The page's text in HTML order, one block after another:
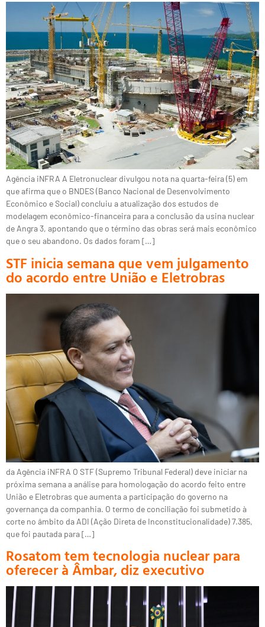
Agência iNFRA A Eletronuclear divulgou nota na quarta-feira (5) em
que afirma que o BNDES (Banco Nacional de Desenvolvimento
Econômico e Social) concluiu a atualização dos estudos de
modelagem econômico-financeira para a conclusão da usina nuclear
de Angra 3, apontando que o término das obras será mais econômico
que o seu abandono. Os dados foram […]
STF inicia semana que vem julgamento
do acordo entre União e Eletrobras
da Agência iNFRA O STF (Supremo Tribunal Federal) deve iniciar na
próxima semana a análise para homologação do acordo feito entre
União e Eletrobras que aumenta a participação do governo na
governança da companhia. O termo de conciliação foi submetido à
corte no âmbito da ADI (Ação Direta de Inconstitucionalidade) 7.385,
que foi pautada para […]
Rosatom tem tecnologia nuclear para
oferecer à Âmbar, diz executivo